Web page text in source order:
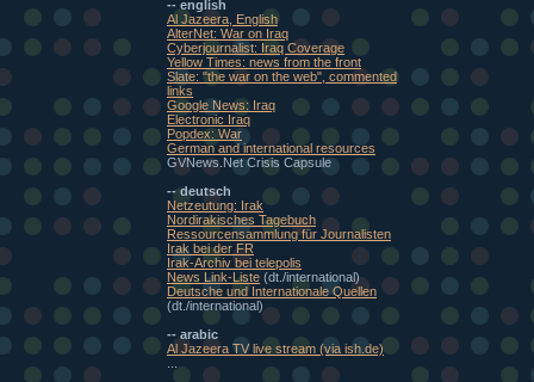
-- english
Al Jazeera, English
AlterNet: War on Iraq
Cyberjournalist: Iraq Coverage
Yellow Times: news from the front
Slate: "the war on the web", commented
links
Google News: Iraq
Electronic Iraq
Popdex: War
German and international resources
GVNews.Net Crisis Capsule
-- deutsch
Netzeutung: Irak
Nordirakisches Tagebuch
Ressourcensammlung für Journalisten
Irak bei der FR
Irak-Archiv bei telepolis
News Link-Liste (dt./international)
Deutsche und Internationale Quellen
(dt./international)
-- arabic
Al Jazeera TV live stream (via ish.de)